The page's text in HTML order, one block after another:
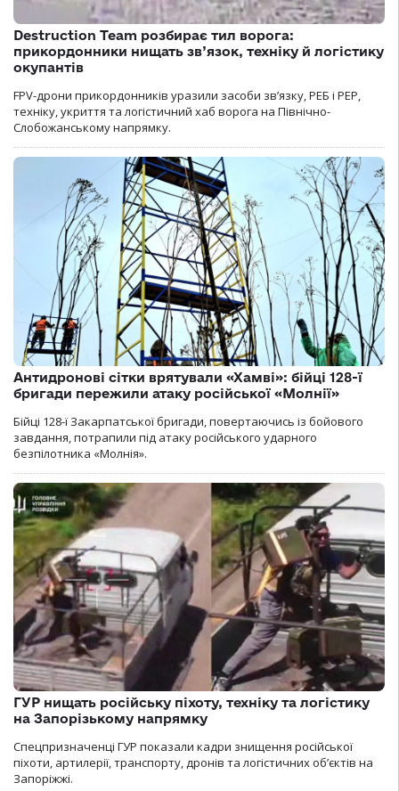
Destruction Team розбирає тил ворога:
прикордонники нищать зв’язок, техніку й логістику
окупантів
FPV-дрони прикордонників уразили засоби зв’язку, РЕБ і РЕР,
техніку, укриття та логістичний хаб ворога на Північно-
Слобожанському напрямку.
Антидронові сітки врятували «Хамві»: бійці 128-ї
бригади пережили атаку російської «Молнії»
Бійці 128-ї Закарпатської бригади, повертаючись із бойового
завдання, потрапили під атаку російського ударного
безпілотника «Молнія».
ГУР нищать російську піхоту, техніку та логістику
на Запорізькому напрямку
Спецпризначенці ГУР показали кадри знищення російської
піхоти, артилерії, транспорту, дронів та логістичних об’єктів на
Запоріжжі.